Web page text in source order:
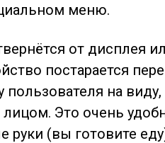
меню.
от дисплея
постарается
на
Это очень
руки (вы готовите